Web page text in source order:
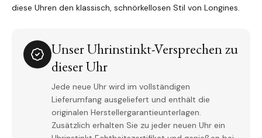
diese Uhren den klassisch, schnörkellosen Stil von Longines.
Unser Uhrinstinkt-Versprechen zu
dieser Uhr
Jede neue Uhr wird im vollständigen
Lieferumfang ausgeliefert und enthält die
originalen Herstellergarantieunterlagen.
Zusätzlich erhalten Sie zu jeder neuen Uhr ein